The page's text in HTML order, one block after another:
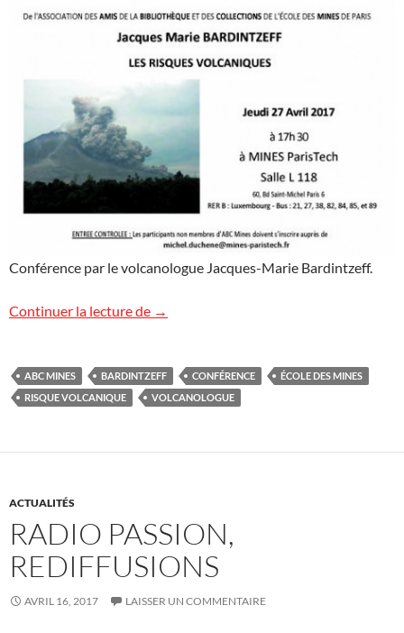
Conférence par le volcanologue Jacques-Marie Bardintzeff.
Continuer la lecture de Conférence à l’École des Mines
→
ABC MINES BARDINTZEFF CONFÉRENCE
ÉCOLE DES MINES
RISQUE VOLCANIQUE
VOLCANOLOGUE
ACTUALITÉS
RADIO PASSION,
REDIFFUSIONS
AVRIL 16, 2017 LAISSER UN COMMENTAIRE